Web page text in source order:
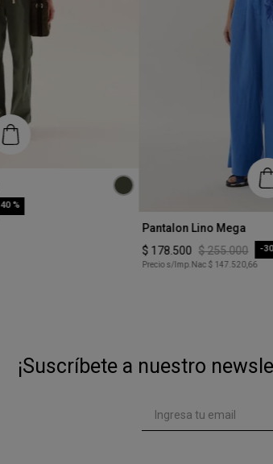
40 %
S
Pantalon Lino Mega
$ 178 500 $255.000 -
Precio s/Imp.Nac $ 147.520,66
¡Suscríbete a nuestro